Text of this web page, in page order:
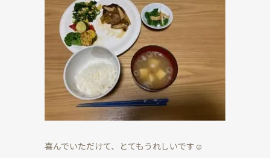
喜んでいただけて、とてもうれしいです☺